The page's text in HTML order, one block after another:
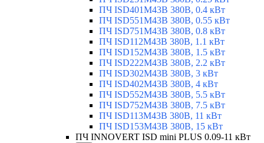
ПЧ ISD401M43B 380В, 0.4 кВт
ПЧ ISD551M43B 380В, 0.55 кВт
ПЧ ISD751M43B 380В, 0.8 кВт
ПЧ ISD112M43B 380В, 1.1 кВт
ПЧ ISD152M43B 380В, 1.5 кВт
ПЧ ISD222M43B 380В, 2.2 кВт
ПЧ ISD302M43B 380В, 3 кВт
ПЧ ISD402M43B 380В, 4 кВт
ПЧ ISD552M43B 380В, 5.5 кВт
ПЧ ISD752M43B 380В, 7.5 кВт
ПЧ ISD113M43B 380В, 11 кВт
ПЧ ISD153M43B 380В, 15 кВт
ПЧ INNOVERT ISD mini PLUS 0.09-11 кВт